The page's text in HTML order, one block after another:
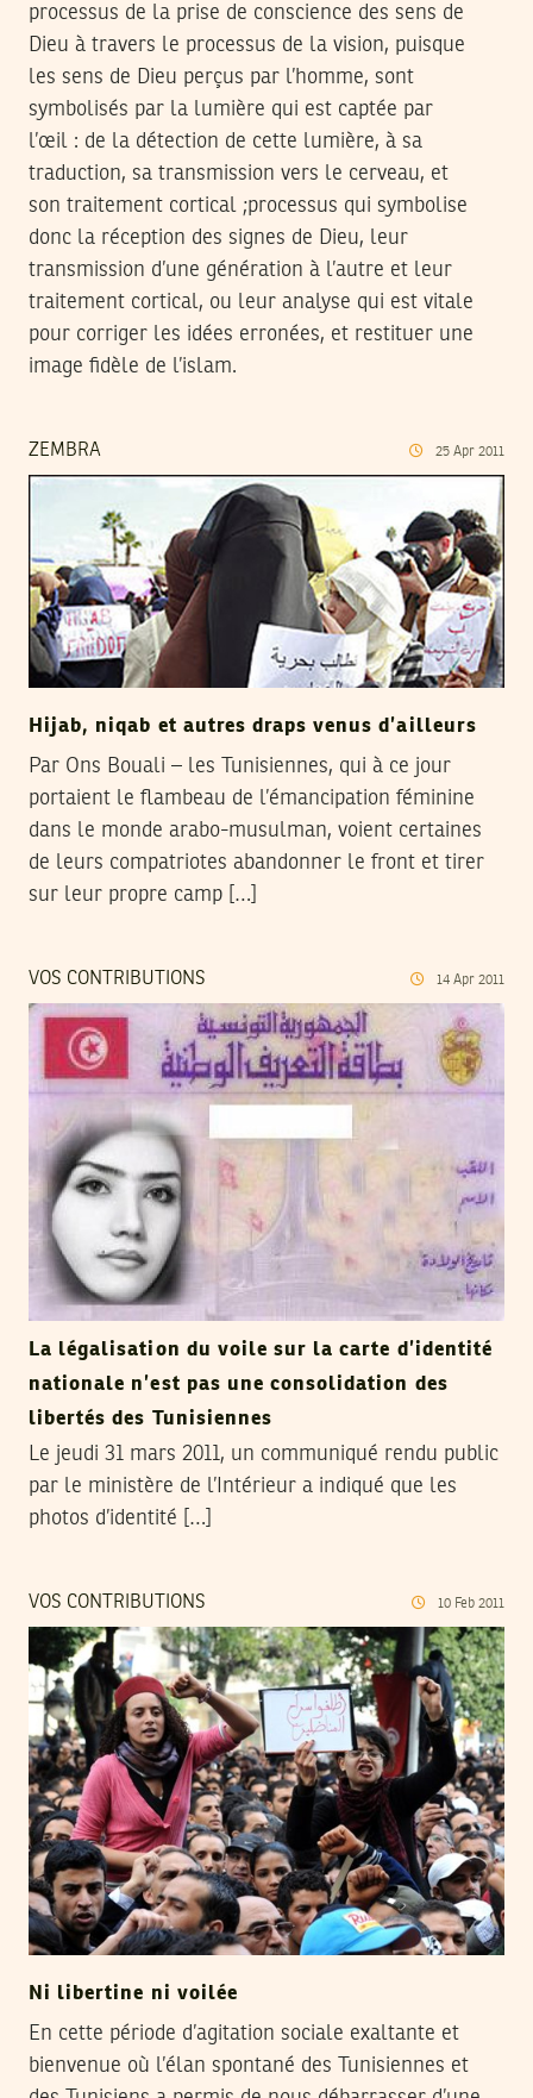
processus de la prise de conscience des sens de
Dieu à travers le processus de la vision, puisque
les sens de Dieu perçus par l’homme, sont
symbolisés par la lumière qui est captée par
l’œil : de la détection de cette lumière, à sa
traduction, sa transmission vers le cerveau, et
son traitement cortical ;processus qui symbolise
donc la réception des signes de Dieu, leur
transmission d’une génération à l’autre et leur
traitement cortical, ou leur analyse qui est vitale
pour corriger les idées erronées, et restituer une
image fidèle de l’islam.
ZEMBRA 25 Apr 2011
Hijab, niqab et autres draps venus d’ailleurs
Par Ons Bouali – les Tunisiennes, qui à ce jour
portaient le flambeau de l’émancipation féminine
dans le monde arabo-musulman, voient certaines
de leurs compatriotes abandonner le front et tirer
sur leur propre camp […]
VOS CONTRIBUTIONS 14 Apr 2011
La légalisation du voile sur la carte d’identité
nationale n’est pas une consolidation des
libertés des Tunisiennes
Le jeudi 31 mars 2011, un communiqué rendu public
par le ministère de l’Intérieur a indiqué que les
photos d’identité […]
VOS CONTRIBUTIONS 10 Feb 2011
Ni libertine ni voilée
En cette période d’agitation sociale exaltante et
bienvenue où l’élan spontané des Tunisiennes et